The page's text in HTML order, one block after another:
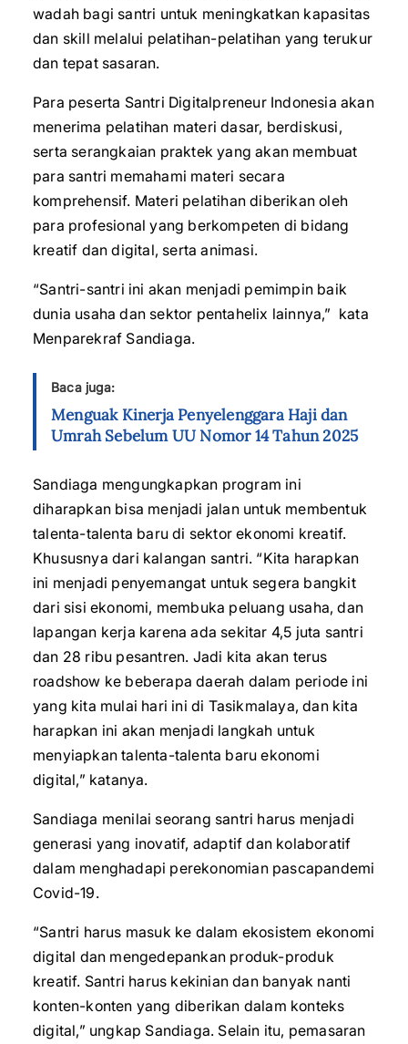
wadah bagi santri untuk meningkatkan kapasitas
dan skill melalui pelatihan-pelatihan yang terukur
dan tepat sasaran.
Para peserta Santri Digitalpreneur Indonesia akan
menerima pelatihan materi dasar, berdiskusi,
serta serangkaian praktek yang akan membuat
para santri memahami materi secara
komprehensif. Materi pelatihan diberikan oleh
para profesional yang berkompeten di bidang
kreatif dan digital, serta animasi.
“Santri-santri ini akan menjadi pemimpin baik
dunia usaha dan sektor pentahelix lainnya,” kata
Menparekraf Sandiaga.
Baca juga:
Menguak Kinerja Penyelenggara Haji dan
Umrah Sebelum UU Nomor 14 Tahun 2025
Sandiaga mengungkapkan program ini
diharapkan bisa menjadi jalan untuk membentuk
talenta-talenta baru di sektor ekonomi kreatif.
Khususnya dari kalangan santri. “Kita harapkan
ini menjadi penyemangat untuk segera bangkit
dari sisi ekonomi, membuka peluang usaha, dan
lapangan kerja karena ada sekitar 4,5 juta santri
dan 28 ribu pesantren. Jadi kita akan terus
roadshow ke beberapa daerah dalam periode ini
yang kita mulai hari ini di Tasikmalaya, dan kita
harapkan ini akan menjadi langkah untuk
menyiapkan talenta-talenta baru ekonomi
digital,” katanya.
Sandiaga menilai seorang santri harus menjadi
generasi yang inovatif, adaptif dan kolaboratif
dalam menghadapi perekonomian pascapandemi
Covid-19.
“Santri harus masuk ke dalam ekosistem ekonomi
digital dan mengedepankan produk-produk
kreatif. Santri harus kekinian dan banyak nanti
konten-konten yang diberikan dalam konteks
digital,” ungkap Sandiaga. Selain itu, pemasaran